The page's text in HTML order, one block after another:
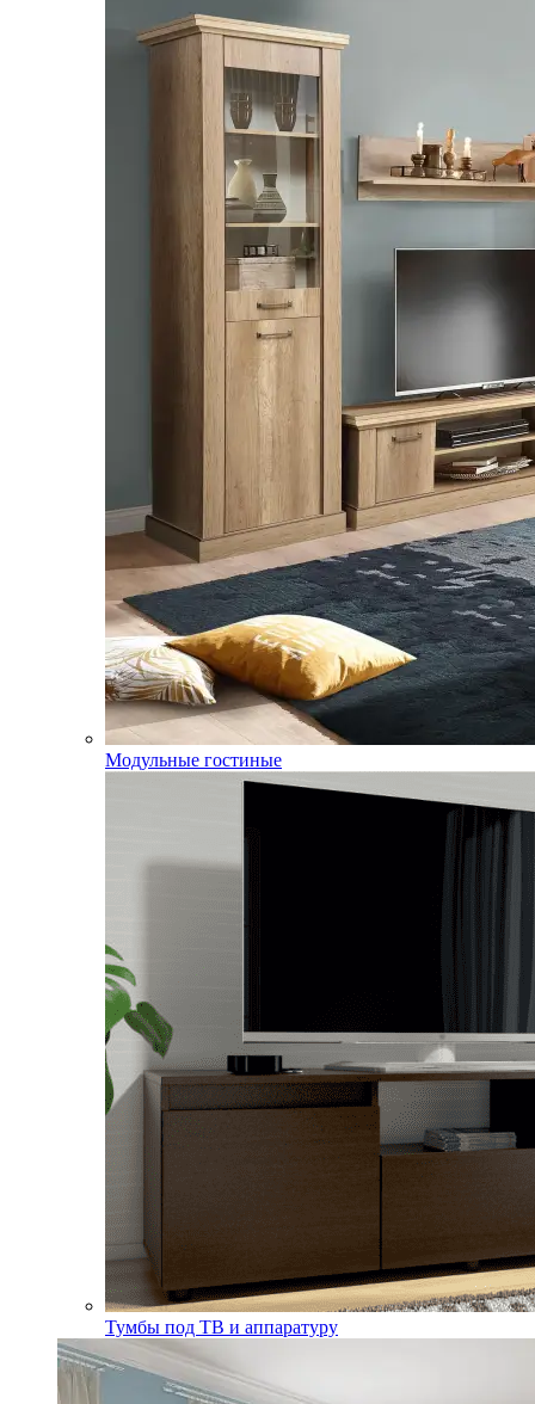
Модульные гостиные
Тумбы под ТВ и аппаратуру